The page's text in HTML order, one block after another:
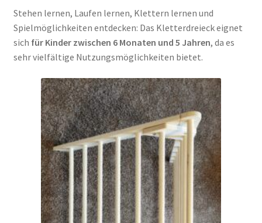
Stehen lernen, Laufen lernen, Klettern lernen und
Spielmöglichkeiten entdecken: Das Kletterdreieck eignet
sich für Kinder zwischen 6 Monaten und 5 Jahren, da es
sehr vielfältige Nutzungsmöglichkeiten bietet.